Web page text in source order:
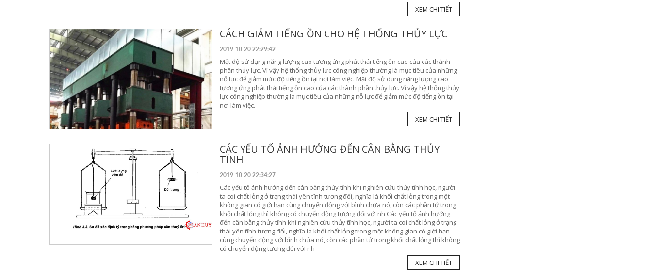
XEM CHI TIẾT
CÁCH GIẢM TIẾNG ỒN CHO HỆ THỐNG THỦY LỰC
2019-10-20 22:29:42
Mật độ sử dụng năng lượng cao tương ứng phát thải tiếng ồn cao của các thành
phần thủy lực. Vì vậy hệ thống thủy lực công nghiệp thường là mục tiêu của những
nỗ lực để giảm mức độ tiếng ồn tại nơi làm việc. Mật độ sử dụng năng lượng cao
tương ứng phát thải tiếng ồn cao của các thành phần thủy lực. Vì vậy hệ thống thủy
lực công nghiệp thường là mục tiêu của những nỗ lực để giảm mức độ tiếng ồn tại
nơi làm việc.
XEM CHI TIẾT
CÁC YẾU TỐ ẢNH HƯỞNG ĐẾN CÂN BẰNG THỦY
TĨNH
2019-10-20 22:34:27
Các yếu tố ảnh hưởng đến cân bằng thủy tĩnh khi nghiên cứu thủy tĩnh học, người
ta coi chất lỏng ở trạng thái yên tĩnh tương đối, nghĩa là khối chất lỏng trong một
không gian có giới hạn cùng chuyển động với bình chứa nó, còn các phần tử trong
khối chất lỏng thì không có chuyển động tương đối với nh Các yếu tố ảnh hưởng
đến cân bằng thủy tĩnh khi nghiên cứu thủy tĩnh học, người ta coi chất lỏng ở trạng
thái yên tĩnh tương đối, nghĩa là khối chất lỏng trong một không gian có giới hạn
cùng chuyển động với bình chứa nó, còn các phần tử trong khối chất lỏng thì không
có chuyển động tương đối với nh
XEM CHI TIẾT